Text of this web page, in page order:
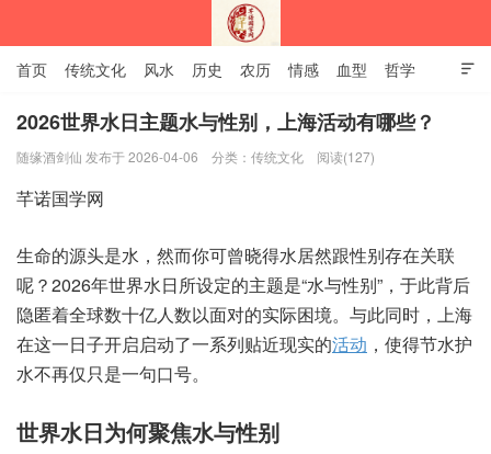

首页 传统文化 风水 历史 农历 情感 血型 哲学
姻缘 12生肖 安易之风水学
2026世界水日主题水与性别，上海活动有哪些？
随缘酒剑仙 发布于 2026-04-06 分类： 传统文化 阅读(127)
芊诺国学网
生命的源头是水，然而你可曾晓得水居然跟性别存在关联
呢？2026年世界水日所设定的主题是“水与性别”，于此背后
隐匿着全球数十亿人数以面对的实际困境。与此同时，上海
在这一日子开启启动了一系列贴近现实的活动 ，使得节水护
水不再仅只是一句口号。
世界水日为何聚焦水与性别